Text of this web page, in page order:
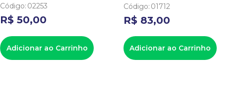
Código: 02253
R$ 50,00
Adicionar ao Carrinho
Código: 01712
R$ 83,00
Adicionar ao Carrinho